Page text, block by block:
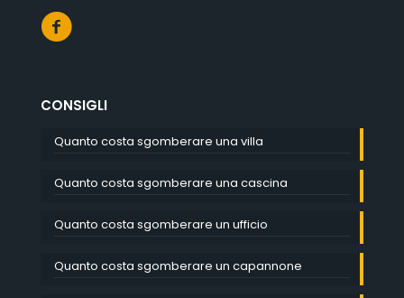
CONSIGLI
Quanto costa sgomberare una villa
Quanto costa sgomberare una cascina
Quanto costa sgomberare un ufficio
Quanto costa sgomberare un capannone